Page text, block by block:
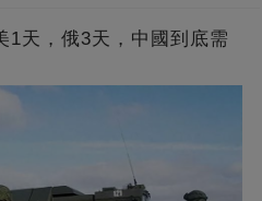
1天，俄3天，中國到底需